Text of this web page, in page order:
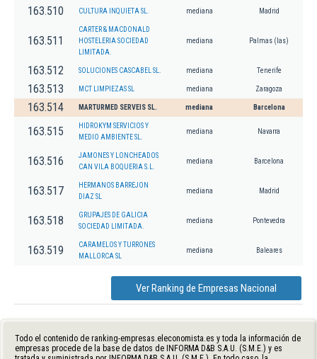
163.510 CULTURA INQUIETA SL. mediana Madrid
163.511
CARTER & MACDONALD
HOSTELERIA SOCIEDAD
LIMITADA.
mediana Palmas (las)
163.512 SOLUCIONES CASCABEL SL. mediana Tenerife
163.513 MCT LIMPIEZAS SL mediana Zaragoza
163.514 MARTURMED SERVEIS SL. mediana Barcelona
163.515
HIDROKYM SERVICIOS Y
MEDIO AMBIENTE SL.
mediana Navarra
163.516
JAMONES Y LONCHEADOS
CAN VILA BOQUERIA S.L.
mediana Barcelona
163.517
HERMANOS BARREJON
DIAZ SL
mediana Madrid
163.518
GRUPAJES DE GALICIA
SOCIEDAD LIMITADA.
mediana Pontevedra
163.519
CARAMELOS Y TURRONES
MALLORCA SL
mediana Baleares
Ver Ranking de Empresas Nacional
Todo el contenido de ranking-empresas.eleconomista.es y toda la información de
empresas procede de la base de datos de INFORMA D&B S.A.U. (S.M.E.) y es